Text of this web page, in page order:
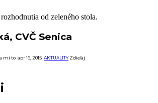
od zeleného stola.
CVČ Senica
mi to apr 16, 2015 AKTUALITY Zdieľaj